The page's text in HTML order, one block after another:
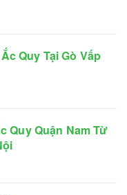
Quy Tại Gò Vấp
Quy Quận Nam Từ